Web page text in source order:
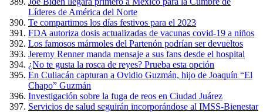
Líderes de América del Norte
Te compartimos los días festivos para el 2023
FDA autoriza dosis actualizadas de vacunas covid-19 a niños
Los famosos mármoles del Partenón podrían ser devueltos
Jeremy Renner manda mensaje a sus fans desde el hospital
¿No te gusta la rosca de reyes? Prueba esta opción
En Culiacán capturan a Ovidio Guzmán, hijo de Joaquín “El
Chapo” Guzmán
Investigación sobre la fuga de reos en Ciudad Juárez
Servicios de salud seguirán incorporándose al IMSS-Bienestar